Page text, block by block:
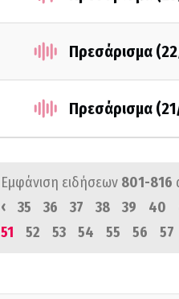
Πρεσάρισμα
Πρεσάρισμα
Εμφάνιση ειδήσεων 801-816
‹
35 36 37 38 39 40
51
52 53 54 55 56 57